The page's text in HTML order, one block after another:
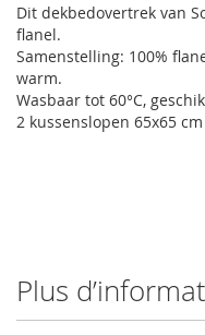
Dit dekbedovertrek van
flanel.
Samenstelling: 100%
warm.
Wasbaar tot 60°C,
2 kussenslopen 65x65
Plus